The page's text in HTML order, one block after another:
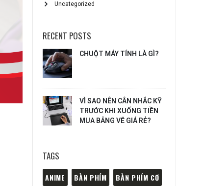
Uncategorized
RECENT POSTS
CHUỘT MÁY TÍNH LÀ GÌ?
VÌ SAO NÊN CÂN NHẮC KỸ
TRƯỚC KHI XUỐNG TIỀN
MUA BẢNG VẼ GIÁ RẺ?
TAGS
ANIME BÀN PHÍM BÀN PHÍM CƠ